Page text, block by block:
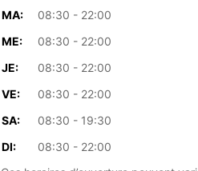
MA:
08:30 - 22:00
ME:
08:30 - 22:00
JE:
08:30 - 22:00
VE:
08:30 - 22:00
SA:
08:30 - 19:30
DI:
08:30 - 22:00